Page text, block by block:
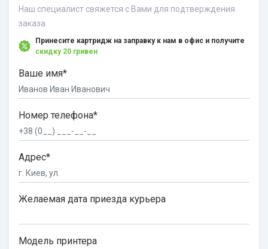
Принесите картридж на заправку к нам в офис и получите
скидку 20 гривен
Наш специалист свяжется с Вами для подтверждения
заказа
Ваше имя*
Номер телефона*
Адрес*
Желаемая дата приезда курьера
Модель принтера